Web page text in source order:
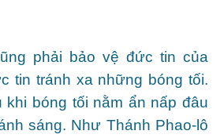
phải bảo vệ đức tin của
tin tránh xa những bóng tối.
khi bóng tối nằm ẩn nấp đâu
sáng. Như Thánh Phao-lô